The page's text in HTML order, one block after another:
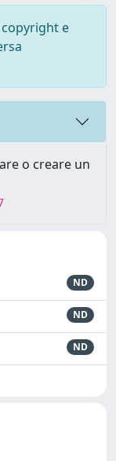
e
o creare un
ND
ND
ND